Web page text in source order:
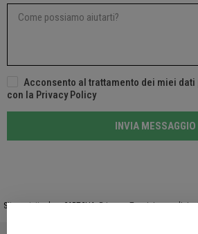
Acconsento al trattamento dei miei
con la Privacy Policy
INVIA MESSAGGIO
Sito protetto da reCAPTCHA.Privacy-Termini e